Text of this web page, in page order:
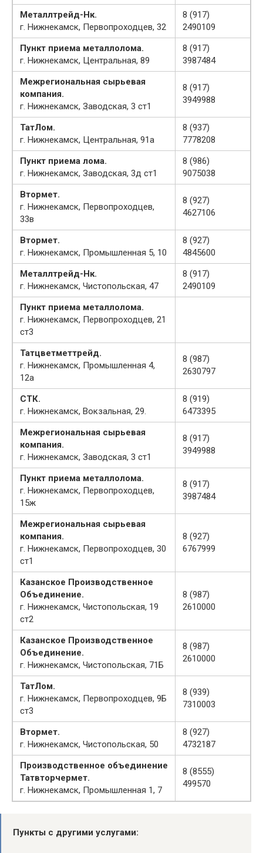
Металлтрейд-Нк.
г. Нижнекамск, Первопроходцев, 32
8 (917)
2490109
Пункт приема металлолома.
г. Нижнекамск, Центральная, 89
8 (917)
3987484
Межрегиональная сырьевая
компания.
г. Нижнекамск, Заводская, 3 ст1
8 (917)
3949988
ТатЛом.
г. Нижнекамск, Центральная, 91а
8 (937)
7778208
Пункт приема лома.
г. Нижнекамск, Заводская, 3д ст1
8 (986)
9075038
Втормет.
г. Нижнекамск, Первопроходцев,
33в
8 (927)
4627106
Втормет.
г. Нижнекамск, Промышленная 5, 10
8 (927)
4845600
Металлтрейд-Нк.
г. Нижнекамск, Чистопольская, 47
8 (917)
2490109
Пункт приема металлолома.
г. Нижнекамск, Первопроходцев, 21
ст3
Татцветметтрейд.
г. Нижнекамск, Промышленная 4,
12а
8 (987)
2630797
СТК.
г. Нижнекамск, Вокзальная, 29.
8 (919)
6473395
Межрегиональная сырьевая
компания.
г. Нижнекамск, Заводская, 3 ст1
8 (917)
3949988
Пункт приема металлолома.
г. Нижнекамск, Первопроходцев,
15ж
8 (917)
3987484
Межрегиональная сырьевая
компания.
г. Нижнекамск, Первопроходцев, 30
ст1
8 (927)
6767999
Казанское Производственное
Объединение.
г. Нижнекамск, Чистопольская, 19
ст2
8 (987)
2610000
Казанское Производственное
Объединение.
г. Нижнекамск, Чистопольская, 71Б
8 (987)
2610000
ТатЛом.
г. Нижнекамск, Первопроходцев, 9Б
ст3
8 (939)
7310003
Втормет.
г. Нижнекамск, Чистопольская, 50
8 (927)
4732187
Производственное объединение
Татвторчермет.
г. Нижнекамск, Промышленная 1, 7
8 (8555)
499570
Пункты с другими услугами: